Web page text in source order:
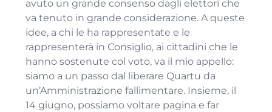
avuto un grande consenso dagli elettori che
va tenuto in grande considerazione. A queste
idee, a chi le ha rappresentate e le
rappresenterà in Consiglio, ai cittadini che le
hanno sostenute col voto, va il mio appello:
siamo a un passo dal liberare Quartu da
un’Amministrazione fallimentare. Insieme, il
14 giugno, possiamo voltare pagina e far